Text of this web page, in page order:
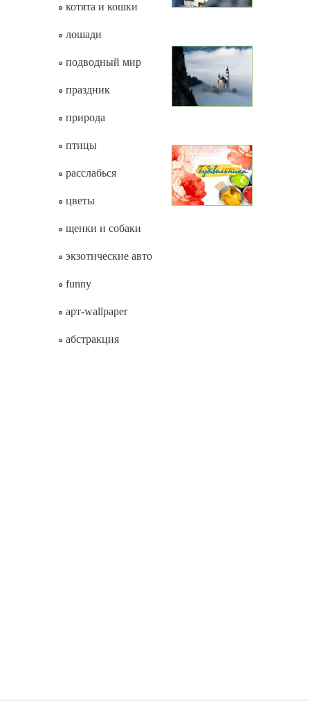
котята и кошки
лошади
подводный мир
праздник
природа
птицы
расслабься
цветы
щенки и собаки
экзотические авто
funny
арт-wallpaper
абстракция